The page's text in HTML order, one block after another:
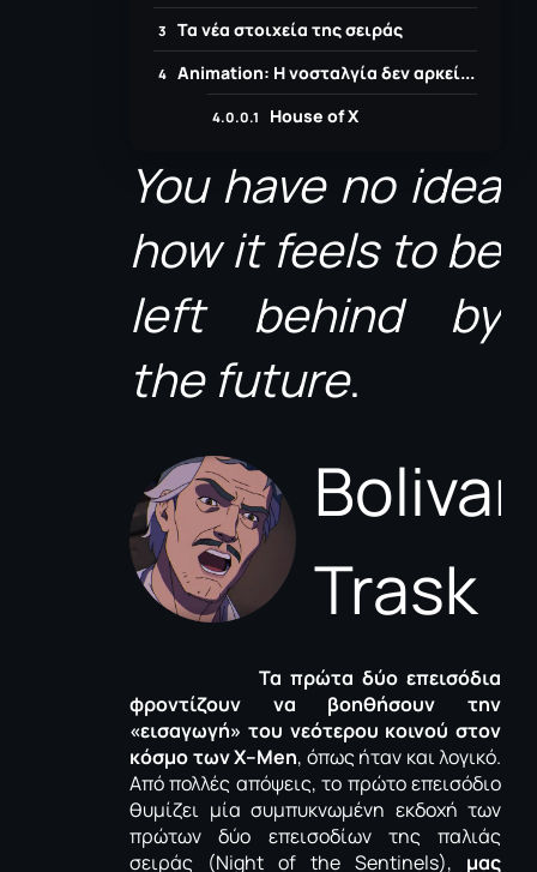
Τα νέα στοιχεία της σειράς
Animation: Η νοσταλγία δεν αρκεί...
House of X
You have no idea
how it feels to be
left behind by
the future.
Bolivar
Trask
Τα πρώτα δύο επεισόδια
φροντίζουν να βοηθήσουν την
«εισαγωγή» του νεότερου κοινού στον
κόσμο τωνX–Men, όπως ήταν και λογικό.
Από πολλές απόψεις, το πρώτο επεισόδιο
θυμίζει μία συμπυκνωμένη εκδοχή των
πρώτων δύο επεισοδίων της παλιάς
σειράς (Night of the Sentinels), μας